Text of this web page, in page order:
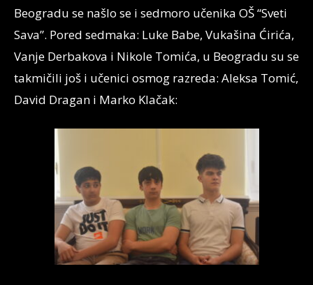
Beogradu se našlo se i sedmoro učenika OŠ “Sveti
Sava”. Pored sedmaka: Luke Babe, Vukašina Ćirića,
Vanje Derbakova i Nikole Tomića, u Beogradu su se
takmičili još i učenici osmog razreda: Aleksa Tomić,
David Dragan i Marko Klačak: